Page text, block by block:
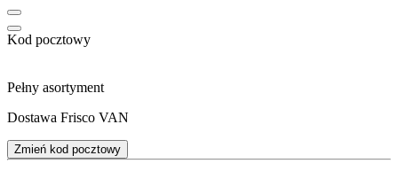
Kod pocztowy
Pełny asortyment
Dostawa Frisco VAN
Zmień kod pocztowy